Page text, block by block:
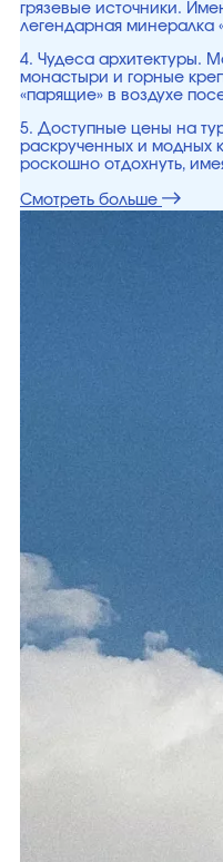
грязевые источники.
легендарная минералка
4. Чудеса архитектуры.
монастыри и горные
«парящие» в воздухе
5. Доступные цены на
раскрученных и модных
роскошно отдохнуть,
Смотреть больше